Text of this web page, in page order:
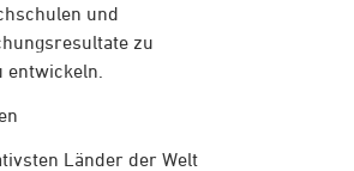
und
zu
Länder der Welt